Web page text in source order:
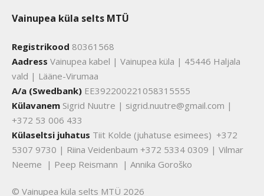
Vainupea küla selts MTÜ
Registrikood 80361568
Aadress Vainupea kabel | Vainupea küla | 45446 Haljala
vald | Lääne-Virumaa
A/a (Swedbank) EE392200221058315555
Külavanem Sigrid Nuutre | sigrid.nuutre@gmail.com |
+372 53 006 433
Külaseltsi juhatus Tiit Kolde (juhatuse esimees) +372
5307 9730 | Riina Veidenbaum +372 5334 0309 | Vilmar
Neeme | Peep Reismann | Annika Goroško
© Vainupea küla selts MTÜ 2026